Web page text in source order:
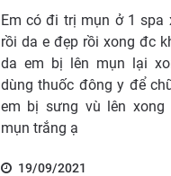
Em có đi trị mụn ở 1 spa
rồi da e đẹp rồi xong đc
da em bị lên mụn lại
dùng thuốc đông y để
em bị sưng vù lên
mụn trắng ạ
19/09/2021